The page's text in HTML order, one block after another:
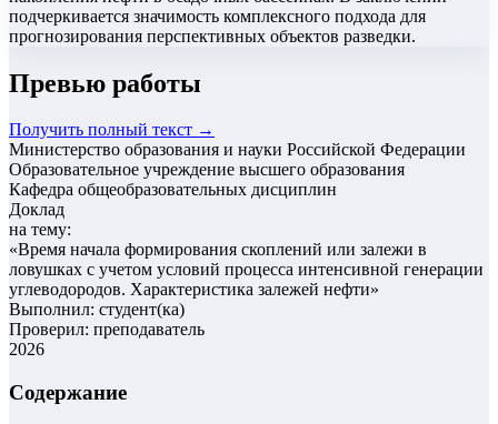
подчеркивается значимость комплексного подхода для
прогнозирования перспективных объектов разведки.
Превью работы
Получить полный текст →
Министерство образования и науки Российской Федерации
Образовательное учреждение высшего образования
Кафедра общеобразовательных дисциплин
Доклад
на тему:
«Время начала формирования скоплений или залежи в
ловушках с учетом условий процесса интенсивной генерации
углеводородов. Характеристика залежей нефти»
Выполнил: студент(ка)
Проверил: преподаватель
2026
Содержание